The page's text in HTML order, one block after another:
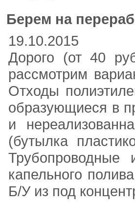
Берем на
19.10.2015
Дорого (от 40
рассмотрим
Отходы
образующиеся в
и
(бутылка
Трубопроводные
капельного
Б/У из под